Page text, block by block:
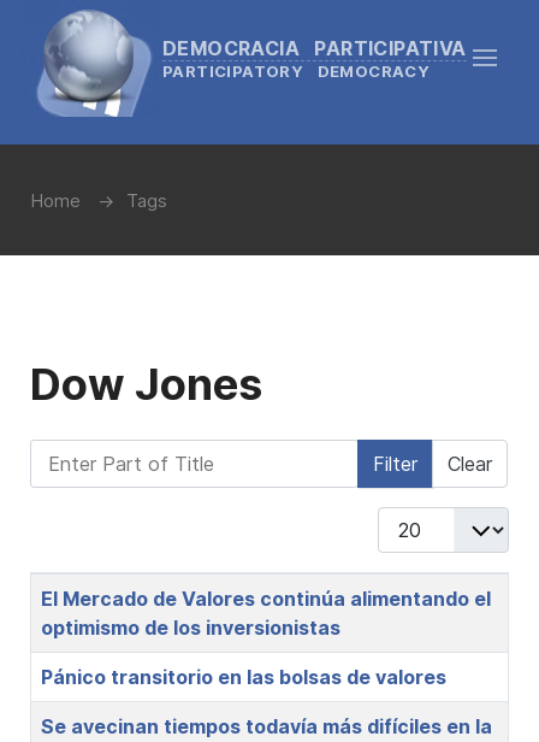
DEMOCRACIA PARTICIPATIVA
PARTICIPATORY DEMOCRACY
Home Tags
Dow Jones
Enter Part of Title Filter Clear
Display #
Title
El Mercado de Valores continúa alimentando el
optimismo de los inversionistas
Pánico transitorio en las bolsas de valores
Se avecinan tiempos todavía más difíciles en la